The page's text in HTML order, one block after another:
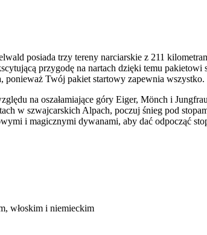
posiada trzy tereny narciarskie z 211
przygodę na nartach dzięki temu
ponieważ Twój pakiet startowy zapewnia wszystko.
na oszałamiające góry Eiger, Mönch i
w szwajcarskich Alpach, poczuj śnieg pod
i magicznymi dywanami, aby dać odpocząć
włoskim i niemieckim